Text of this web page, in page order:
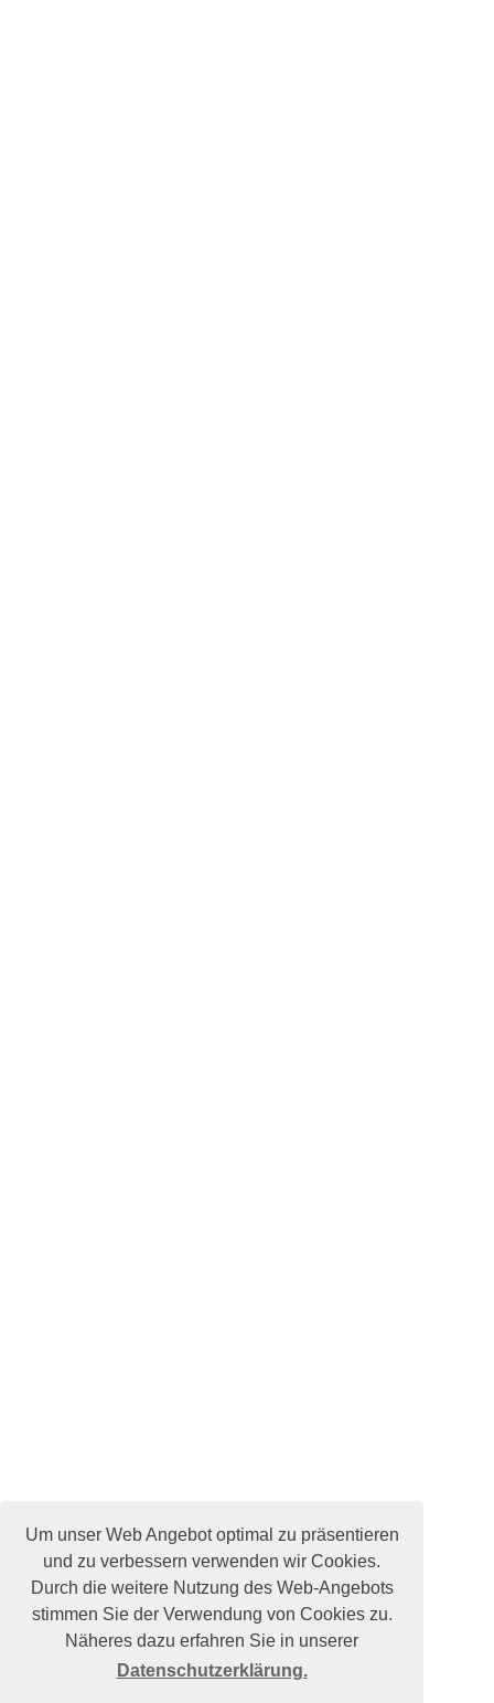
Um unser Web Angebot optimal zu präsentieren
und zu verbessern verwenden wir Cookies.
Durch die weitere Nutzung des Web-Angebots
stimmen Sie der Verwendung von Cookies zu.
Näheres dazu erfahren Sie in unserer
Datenschutzerklärung.